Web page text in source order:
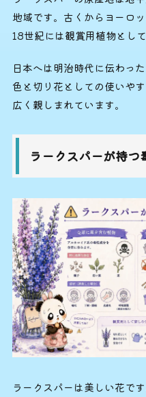
地域です。古くからヨーロ
18世紀には観賞用植物とし
日本へは明治時代に伝わっ
色と切り花としての使いや
広く親しまれています。
ラークスパーが持つ
ラークスパーは美しい花で